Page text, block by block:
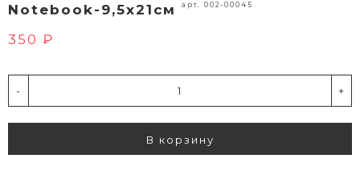
Notebook-9,5х21см
арт. 002-00045
350 ₽
- +
В корзину